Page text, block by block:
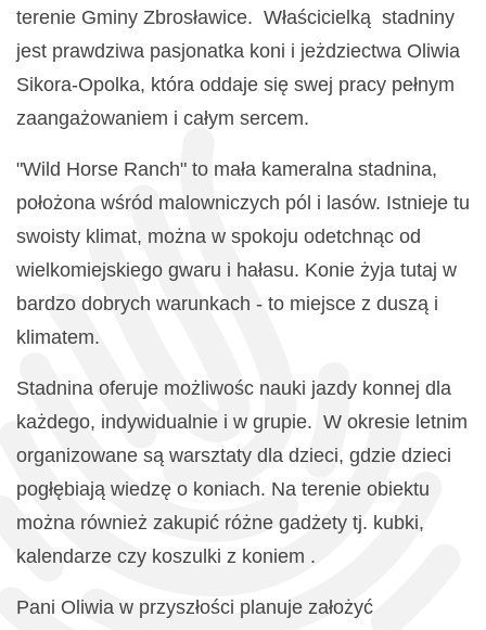
terenie Gminy Zbrosławice. Właścicielką stadniny
jest prawdziwa pasjonatka koni i jeżdziectwa Oliwia
Sikora-Opolka, która oddaje się swej pracy pełnym
zaangażowaniem i całym sercem.
"Wild Horse Ranch" to mała kameralna stadnina,
położona wśród malowniczych pól i lasów. Istnieje tu
swoisty klimat, można w spokoju odetchnąc od
wielkomiejskiego gwaru i hałasu. Konie żyja tutaj w
bardzo dobrych warunkach - to miejsce z duszą i
klimatem.
Stadnina oferuje możliwośc nauki jazdy konnej dla
każdego, indywidualnie i w grupie. W okresie letnim
organizowane są warsztaty dla dzieci, gdzie dzieci
pogłębiają wiedzę o koniach. Na terenie obiektu
można również zakupić różne gadżety tj. kubki,
kalendarze czy koszulki z koniem .
Pani Oliwia w przyszłości planuje założyć